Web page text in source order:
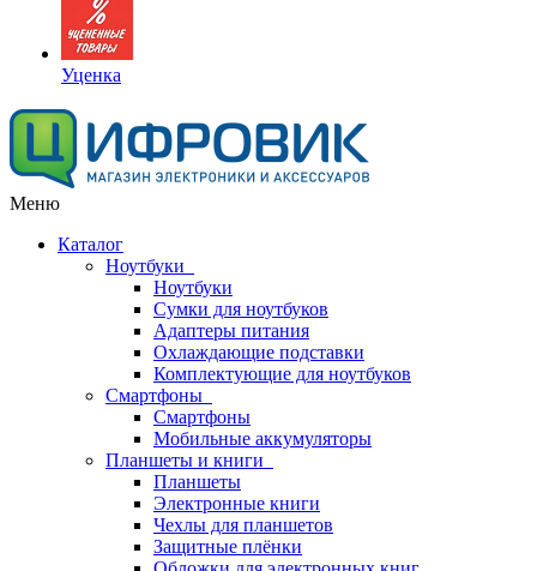
Уценка
Меню
Каталог
Ноутбуки
Ноутбуки
Сумки для ноутбуков
Адаптеры питания
Охлаждающие подставки
Комплектующие для ноутбуков
Смартфоны
Смартфоны
Мобильные аккумуляторы
Планшеты и книги
Планшеты
Электронные книги
Чехлы для планшетов
Защитные плёнки